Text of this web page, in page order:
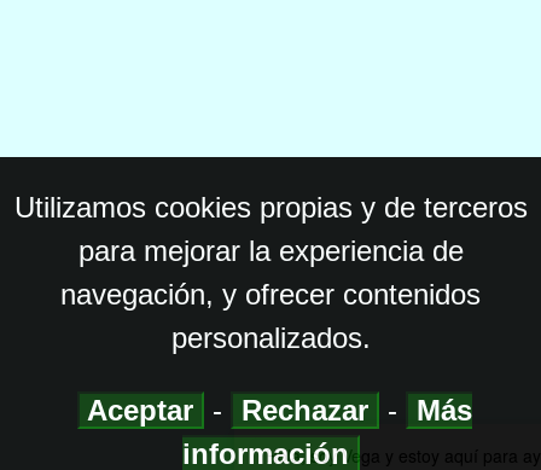
Utilizamos cookies propias y de terceros
para mejorar la experiencia de
navegación, y ofrecer contenidos
personalizados.
Aceptar - Rechazar -
Más
información